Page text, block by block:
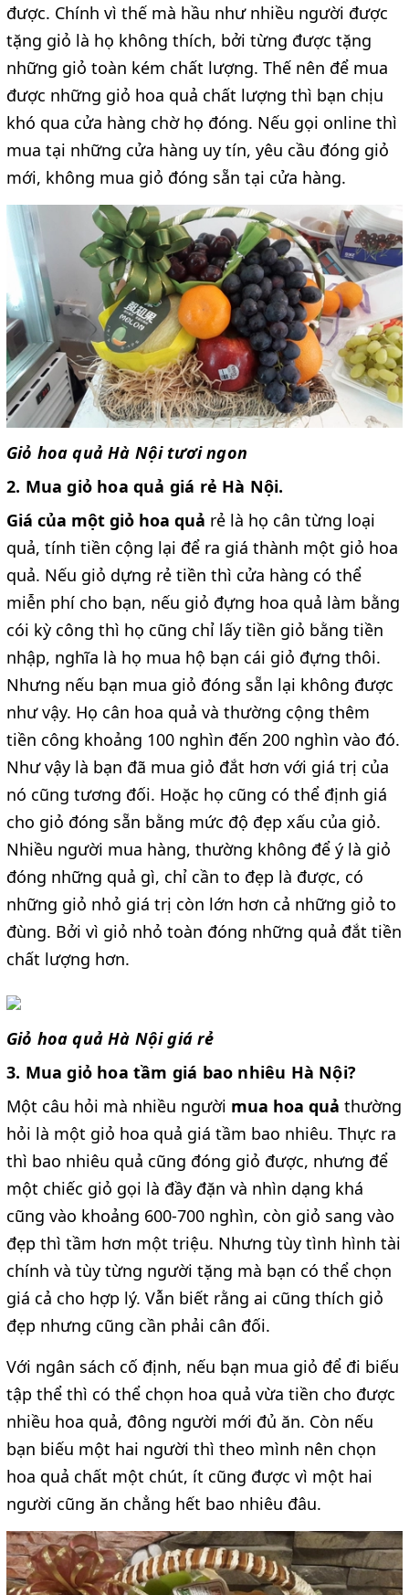
được. Chính vì thế mà hầu như nhiều người được
tặng giỏ là họ không thích, bởi từng được tặng
những giỏ toàn kém chất lượng. Thế nên để mua
được những giỏ hoa quả chất lượng thì bạn chịu
khó qua cửa hàng chờ họ đóng. Nếu gọi online thì
mua tại những cửa hàng uy tín, yêu cầu đóng giỏ
mới, không mua giỏ đóng sẵn tại cửa hàng.
Giỏ hoa quả Hà Nội tươi ngon
2. Mua giỏ hoa quả giá rẻ Hà Nội.
Giá của một giỏ hoa quả rẻ là họ cân từng loại
quả, tính tiền cộng lại để ra giá thành một giỏ hoa
quả. Nếu giỏ dựng rẻ tiền thì cửa hàng có thể
miễn phí cho bạn, nếu giỏ đựng hoa quả làm bằng
cói kỳ công thì họ cũng chỉ lấy tiền giỏ bằng tiền
nhập, nghĩa là họ mua hộ bạn cái giỏ đựng thôi.
Nhưng nếu bạn mua giỏ đóng sẵn lại không được
như vậy. Họ cân hoa quả và thường cộng thêm
tiền công khoảng 100 nghìn đến 200 nghìn vào đó.
Như vậy là bạn đã mua giỏ đắt hơn với giá trị của
nó cũng tương đối. Hoặc họ cũng có thể định giá
cho giỏ đóng sẵn bằng mức độ đẹp xấu của giỏ.
Nhiều người mua hàng, thường không để ý là giỏ
đóng những quả gì, chỉ cần to đẹp là được, có
những giỏ nhỏ giá trị còn lớn hơn cả những giỏ to
đùng. Bởi vì giỏ nhỏ toàn đóng những quả đắt tiền
chất lượng hơn.
Giỏ hoa quả Hà Nội giá rẻ
3. Mua giỏ hoa tầm giá bao nhiêu Hà Nội?
Một câu hỏi mà nhiều người mua hoa quả thường
hỏi là một giỏ hoa quả giá tầm bao nhiêu. Thực ra
thì bao nhiêu quả cũng đóng giỏ được, nhưng để
một chiếc giỏ gọi là đầy đặn và nhìn dạng khá
cũng vào khoảng 600-700 nghìn, còn giỏ sang vào
đẹp thì tầm hơn một triệu. Nhưng tùy tình hình tài
chính và tùy từng người tặng mà bạn có thể chọn
giá cả cho hợp lý. Vẫn biết rằng ai cũng thích giỏ
đẹp nhưng cũng cần phải cân đối.
Với ngân sách cố định, nếu bạn mua giỏ để đi biếu
tập thể thì có thể chọn hoa quả vừa tiền cho được
nhiều hoa quả, đông người mới đủ ăn. Còn nếu
bạn biếu một hai người thì theo mình nên chọn
hoa quả chất một chút, ít cũng được vì một hai
người cũng ăn chẳng hết bao nhiêu đâu.